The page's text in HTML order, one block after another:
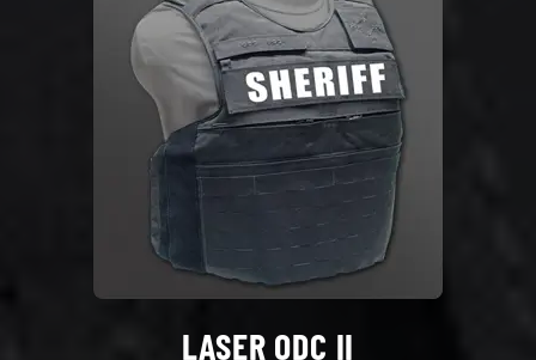
LASER ODC II